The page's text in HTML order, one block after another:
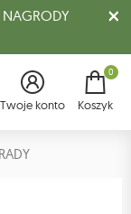
Twoje konto
0
Koszyk